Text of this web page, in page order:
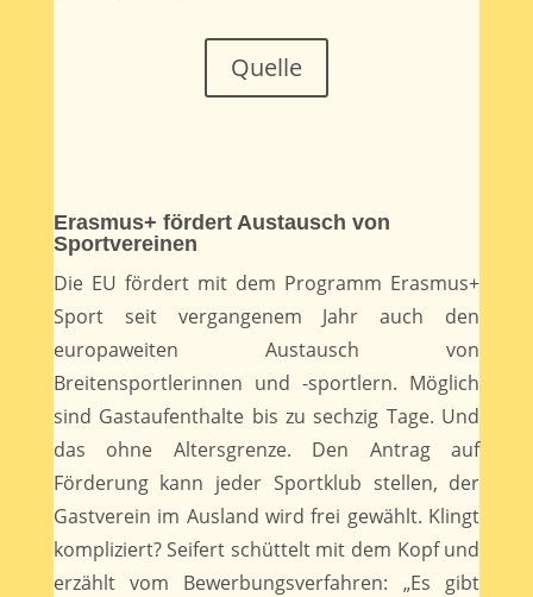
Quelle
Erasmus+ fördert Austausch von
Sportvereinen
Die EU fördert mit dem Programm Erasmus+
Sport seit vergangenem Jahr auch den
europaweiten Austausch von
Breitensportlerinnen und -sportlern. Möglich
sind Gastaufenthalte bis zu sechzig Tage. Und
das ohne Altersgrenze. Den Antrag auf
Förderung kann jeder Sportklub stellen, der
Gastverein im Ausland wird frei gewählt. Klingt
kompliziert? Seifert schüttelt mit dem Kopf und
erzählt vom Bewerbungsverfahren: „Es gibt